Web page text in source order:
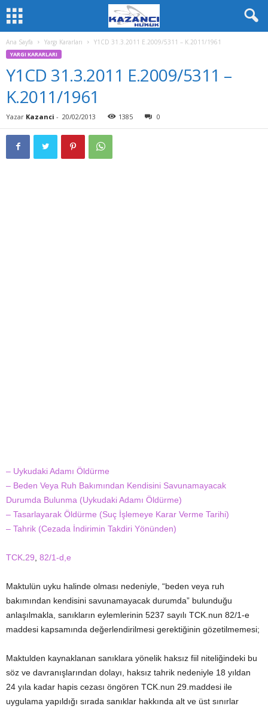
Ana Sayfa Yargı Kararları Y1CD 31.3.2011 E.2009/5311 – K.2011/1961
YARGI KARARLARI
Y1CD 31.3.2011 E.2009/5311 –
K.2011/1961
Yazar Kazanci - 20/02/2013 1385 0
– Uykudaki Adamı Öldürme
– Beden Veya Ruh Bakımından Kendisini Savunamayacak
Durumda Bulunma (Uykudaki Adamı Öldürme)
– Tasarlayarak Öldürme (Suç İşlemeye Karar Verme Tarihi)
– Tahrik (Cezada İndirimin Takdiri Yönünden)
TCK 29 82/1-d,e
Maktulün uyku halinde olması nedeniyle, “beden veya ruh
bakımından kendisini savunamayacak durumda” bulunduğu
anlaşılmakla, sanıkların eylemlerinin 5237 sayılı TCK.nun 82/1-e
maddesi kapsamında değerlendirilmesi gerektiğinin gözetilmemesi;
Maktulden kaynaklanan sanıklara yönelik haksız fiil niteliğindeki bu
söz ve davranışlarından dolayı, haksız tahrik nedeniyle 18 yıldan
24 yıla kadar hapis cezası öngören TCK.nun 29.maddesi ile
uygulama yapıldığı sırada sanıklar hakkında alt ve üst sınırlar